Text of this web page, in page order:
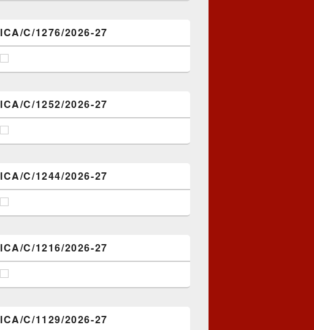
ICA/C/1276/2026-27
ICA/C/1252/2026-27
ICA/C/1244/2026-27
ICA/C/1216/2026-27
ICA/C/1129/2026-27